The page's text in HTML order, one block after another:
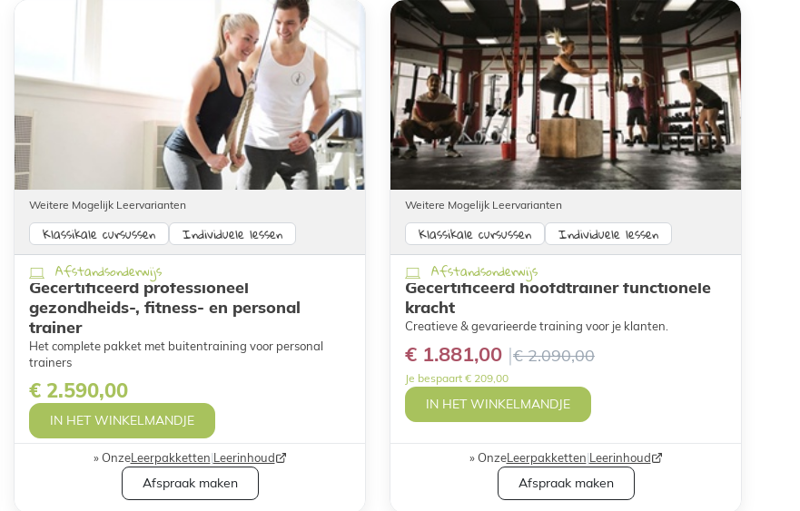
Weitere Mogelijk Leervarianten
Afstandsonderwijs
Klassikale cursussen Individuele lessen
Gecertificeerd professioneel
gezondheids-, fitness- en personal
trainer
Het complete pakket met buitentraining voor personal
trainers
€ 2.590,00
IN HET WINKELMANDJE
OnzeLeerpakketten|Leerinhoud
Afspraak maken
Weitere Mogelijk Leervarianten
Afstandsonderwijs
Klassikale cursussen Individuele lessen
Gecertificeerd hoofdtrainer functionele
kracht
Creatieve & gevarieerde training voor je klanten.
€ 1.881,00 € 2.090,00
Je bespaart € 209,00
IN HET WINKELMANDJE
OnzeLeerpakketten|Leerinhoud
Afspraak maken